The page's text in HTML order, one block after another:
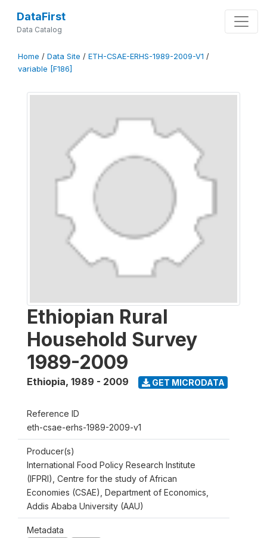
DataFirst
Data Catalog
Home / Data Site / ETH-CSAE-ERHS-1989-2009-V1 /
variable [F186]
Ethiopian Rural
Household Survey
1989-2009
Ethiopia, 1989 - 2009 GET MICRODATA
Reference ID
eth-csae-erhs-1989-2009-v1
Producer(s)
International Food Policy Research Institute
(IFPRI), Centre for the study of African
Economies (CSAE), Department of Economics,
Addis Ababa University (AAU)
Metadata